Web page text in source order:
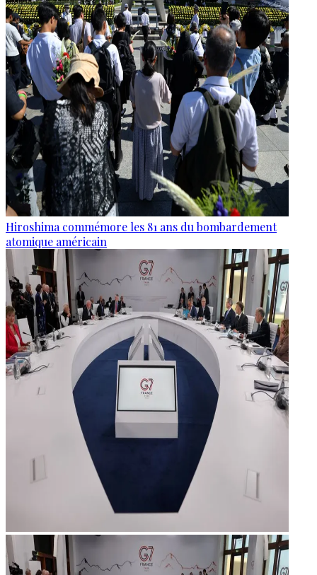
Hiroshima commémore les 81 ans du bombardement
atomique américain